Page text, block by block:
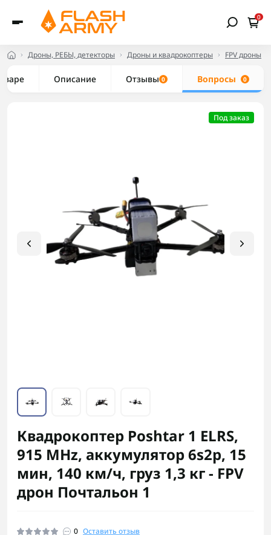
0
Дроны, РЕБЫ, детекторы Дроны и квадрокоптеры FPV дроны
Описание Отзывы 0 Вопросы 0
Под заказ
Квадрокоптер Poshtar 1 ELRS,
915 MHz, аккумулятор 6s2p, 15
мин, 140 км/ч, груз 1,3 кг - FPV
дрон Почтальон 1
0 Оставить отзыв